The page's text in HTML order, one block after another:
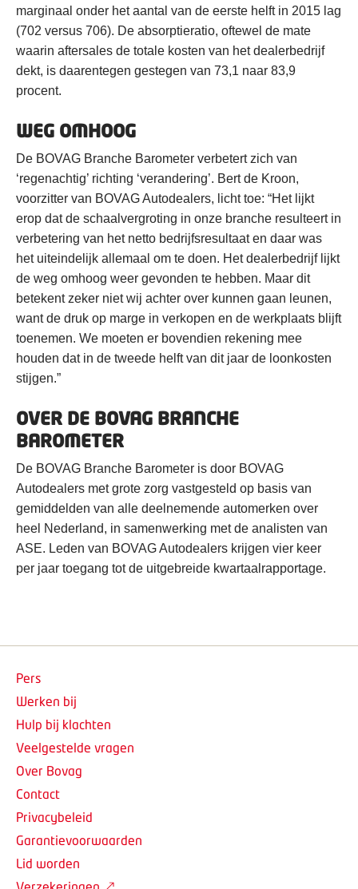
marginaal onder het aantal van de eerste helft in 2015 lag
(702 versus 706). De absorptieratio, oftewel de mate
waarin aftersales de totale kosten van het dealerbedrijf
dekt, is daarentegen gestegen van 73,1 naar 83,9
procent.
WEG OMHOOG
De BOVAG Branche Barometer verbetert zich van
‘regenachtig’ richting ‘verandering’. Bert de Kroon,
voorzitter van BOVAG Autodealers, licht toe: “Het lijkt
erop dat de schaalvergroting in onze branche resulteert in
verbetering van het netto bedrijfsresultaat en daar was
het uiteindelijk allemaal om te doen. Het dealerbedrijf lijkt
de weg omhoog weer gevonden te hebben. Maar dit
betekent zeker niet wij achter over kunnen gaan leunen,
want de druk op marge in verkopen en de werkplaats blijft
toenemen. We moeten er bovendien rekening mee
houden dat in de tweede helft van dit jaar de loonkosten
stijgen.”
OVER DE BOVAG BRANCHE
BAROMETER
De BOVAG Branche Barometer is door BOVAG
Autodealers met grote zorg vastgesteld op basis van
gemiddelden van alle deelnemende automerken over
heel Nederland, in samenwerking met de analisten van
ASE. Leden van BOVAG Autodealers krijgen vier keer
per jaar toegang tot de uitgebreide kwartaalrapportage.
Pers
Werken bij
Hulp bij klachten
Veelgestelde vragen
Over Bovag
Contact
Privacybeleid
Garantievoorwaarden
Lid worden